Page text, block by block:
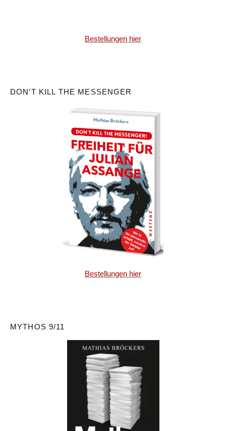
Bestellungen hier
DON’T KILL THE MESSENGER
Bestellungen hier
MYTHOS 9/11